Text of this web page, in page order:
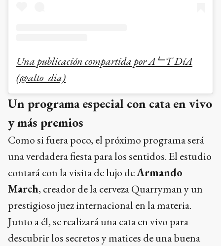
Una publicación compartida por ΛᄂƬӨ DíΛ
(@alto_dia)
Un programa especial con cata en vivo
y más premios
Como si fuera poco, el próximo programa será
una verdadera fiesta para los sentidos. El estudio
contará con la visita de lujo deArmando
March, creador de la cerveza Quarryman y un
prestigioso juez internacional en la materia.
Junto a él, se realizará una cata en vivo para
descubrir los secretos y matices de una buena